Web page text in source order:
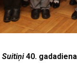
Suitiņi 40.